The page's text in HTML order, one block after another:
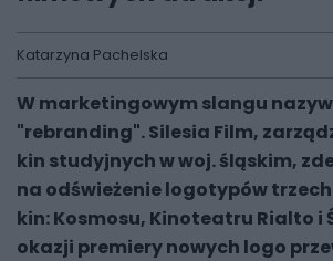
Katarzyna Pachelska
W marketingowym slangu
"rebranding". Silesia Film,
kin studyjnych w woj. śląskim,
na odświeżenie logotypów
kin: Kosmosu, Kinoteatru Rialto i
okazji premiery nowych logo